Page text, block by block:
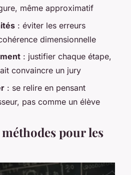
même approximatif
: éviter les erreurs
dimensionnelle
: justifier chaque étape,
convaincre un jury
: se relire en pensant
pas comme un élève
pour les